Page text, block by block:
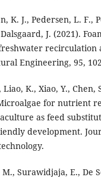
K. J., Pedersen, L. F.,
J. (2021).
recirculation
Engineering, 95,
Liao, K., Xiao, Y., Chen,
for nutrient
as feed
development.
Surawidjaja, E., De